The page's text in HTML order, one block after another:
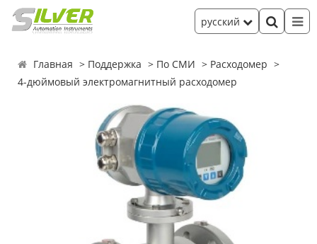
русский
Главная Поддержка По СМИ
Расходомер
4-дюймовый электромагнитный расходомер